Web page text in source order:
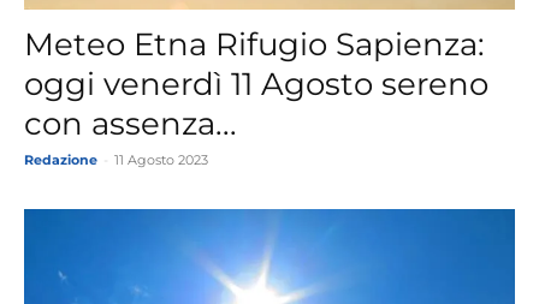
Meteo Etna Rifugio Sapienza:
oggi venerdì 11 Agosto sereno
con assenza...
Redazione 11 Agosto 2023